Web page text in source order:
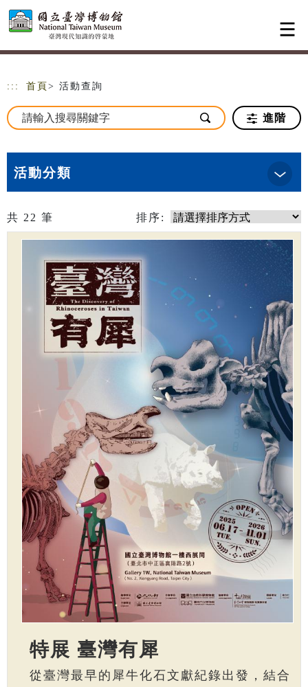
跳到主要內容
網站導覽
::: 首頁 > 活動查詢
進階
活動分類
共 22 筆 排序:
特展 臺灣有犀
從臺灣最早的犀牛化石文獻紀錄出發，結合